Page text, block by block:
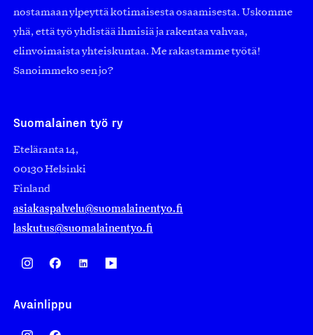
nostamaan ylpeyttä kotimaisesta osaamisesta. Uskomme
yhä, että työ yhdistää ihmisiä ja rakentaa vahvaa,
elinvoimaista yhteiskuntaa. Me rakastamme työtä!
Sanoimmeko sen jo?
Suomalainen työ ry
Eteläranta 14,
00130 Helsinki
Finland
asiakaspalvelu@suomalainentyo.fi
laskutus@suomalainentyo.fi
Avainlippu